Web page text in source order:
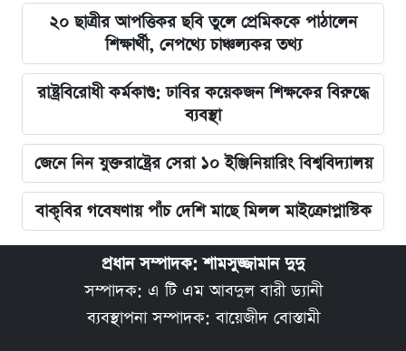
২০ ছাত্রীর আপত্তিকর ছবি তুলে প্রেমিককে পাঠালেন
শিক্ষার্থী, নেপথ্যে চাঞ্চল্যকর তথ্য
রাষ্ট্রবিরোধী কর্মকাণ্ড: ঢাবির কয়েকজন শিক্ষকের বিরুদ্ধে
ব্যবস্থা
জেনে নিন যুক্তরাষ্ট্রের সেরা ১০ ইঞ্জিনিয়ারিং বিশ্ববিদ্যালয়
বাকৃবির গবেষণায় পাঁচ দেশি মাছে মিলল মাইক্রোপ্লাস্টিক
প্রধান সম্পাদক: শামসুজ্জামান দুদু
সম্পাদক: এ টি এম আবদুল বারী ড্যানী
ব্যবস্থাপনা সম্পাদক: বায়েজীদ বোস্তামী